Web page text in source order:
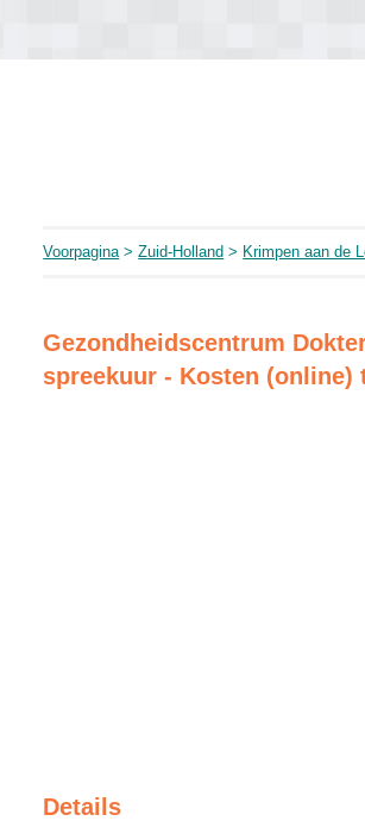
Voorpagina>Zuid-Holland > Krimpen aan de
Gezondheidscentrum
spreekuur - Kosten
Details